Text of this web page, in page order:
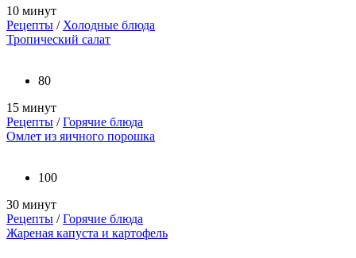
10 минут
Рецепты / Холодные блюда
Тропический салат
80
15 минут
Рецепты /Горячие блюда
Омлет из яичного порошка
100
30 минут
Рецепты /Горячие блюда
Жареная капуста и картофель